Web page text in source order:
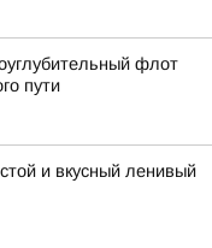
флот
пути
и вкусный ленивый